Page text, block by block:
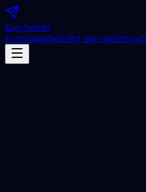
EasySender
FuncionalidadesPor que usarPreços